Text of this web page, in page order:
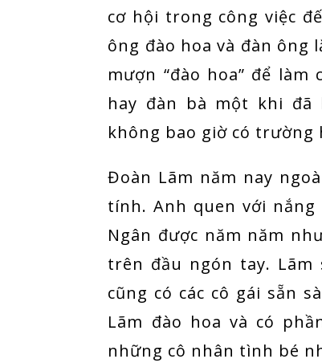
cơ hội trong công việc
ông đào hoa và đàn ông
mượn “đào hoa” để
hay đàn bà một khi
không bao giờ có trường
Đoàn Lãm năm nay
tính. Anh quen với
Ngân được năm năm
trên đầu ngón tay. Lãm
cũng có các cô gái sẵn
Lãm đào hoa và có
những cô nhân tình bé